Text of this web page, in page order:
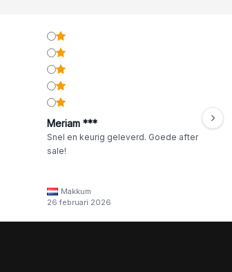
Meriam ***
Snel en keurig geleverd. Goede after
sale!
Makkum
26 februari 2026